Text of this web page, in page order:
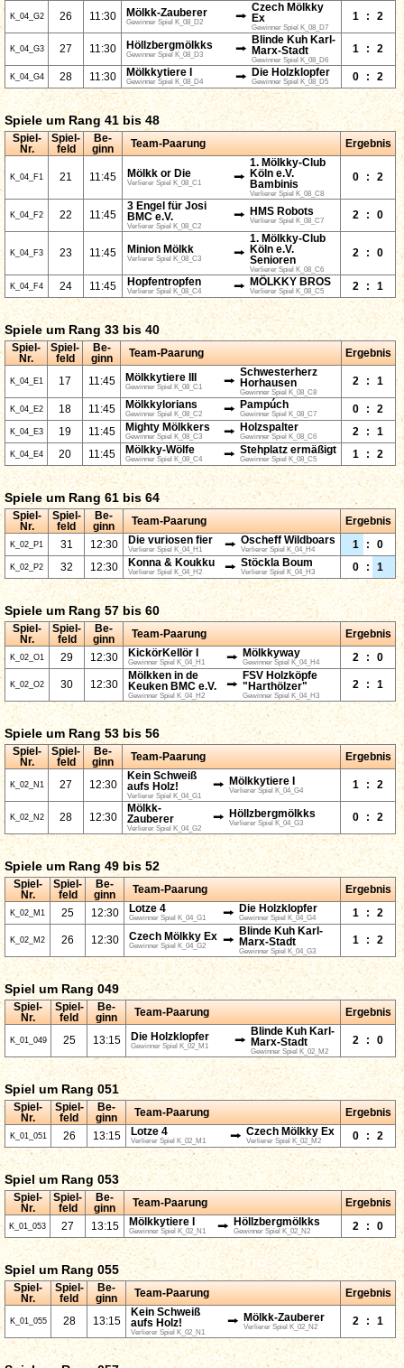
K_04_G2 26 11:30 Mölkk-Zauberer
Gewinner Spiel K_08_D2 ⭢
Czech Mölkky
Ex
Gewinner Spiel K_08_D7
1 : 2
K_04_G3 27 11:30 Höllzbergmölkks
Gewinner Spiel K_08_D3 ⭢
Blinde Kuh Karl-
Marx-Stadt
Gewinner Spiel K_08_D6
1 : 2
K_04_G4 28 11:30 Mölkkytiere I
Gewinner Spiel K_08_D4 ⭢ Die Holzklopfer
Gewinner Spiel K_08_D5 0 : 2
Spiele um Rang 41 bis 48
Spiel-
Nr.
Spiel-
feld
Be-
ginn
Team-Paarung Ergebnis
K_04_F1 21 11:45 Mölkk or Die
Verlierer Spiel K_08_C1 ⭢
1. Mölkky-Club
Köln e.V.
Bambinis
Verlierer Spiel K_08_C8
0 : 2
K_04_F2 22 11:45
3 Engel für Josi
BMC e.V.
Verlierer Spiel K_08_C2
⭢ HMS Robots
Verlierer Spiel K_08_C7
2 : 0
K_04_F3 23 11:45 Minion Mölkk
Verlierer Spiel K_08_C3 ⭢
1. Mölkky-Club
Köln e.V.
Senioren
Verlierer Spiel K_08_C6
2 : 0
K_04_F4 24 11:45 Hopfentropfen
Verlierer Spiel K_08_C4 ⭢ MÖLKKY BROS
Verlierer Spiel K_08_C5 2 : 1
Spiele um Rang 33 bis 40
Spiel-
Nr.
Spiel-
feld
Be-
ginn
Team-Paarung Ergebnis
K_04_E1 17 11:45 Mölkkytiere III
Gewinner Spiel K_08_C1 ⭢
Schwesterherz
Horhausen
Gewinner Spiel K_08_C8
2 : 1
K_04_E2 18 11:45 Mölkkylorians
Gewinner Spiel K_08_C2 ⭢ Pampúch
Gewinner Spiel K_08_C7 0 : 2
K_04_E3 19 11:45 Mighty Mölkkers
Gewinner Spiel K_08_C3 ⭢ Holzspalter
Gewinner Spiel K_08_C6 2 : 1
K_04_E4 20 11:45 Mölkky-Wölfe
Gewinner Spiel K_08_C4 ⭢ Stehplatz ermäßigt
Gewinner Spiel K_08_C5 1 : 2
Spiele um Rang 61 bis 64
Spiel-
Nr.
Spiel-
feld
Be-
ginn
Team-Paarung Ergebnis
K_02_P1 31 12:30 Die vuriosen fier
Verlierer Spiel K_04_H1 ⭢ Oscheff Wildboars
Verlierer Spiel K_04_H4 1 : 0
K_02_P2 32 12:30 Konna & Koukku
Verlierer Spiel K_04_H2 ⭢ Stöckla Boum
Verlierer Spiel K_04_H3 0 : 1
Spiele um Rang 57 bis 60
Spiel-
Nr.
Spiel-
feld
Be-
ginn
Team-Paarung Ergebnis
K_02_O1 29 12:30 KickörKellör I
Gewinner Spiel K_04_H1 ⭢ Mölkkyway
Gewinner Spiel K_04_H4 2 : 0
K_02_O2 30 12:30
Mölkken in de
Keuken BMC e.V.
Gewinner Spiel K_04_H2
⭢
FSV Holzköpfe
"Harthölzer"
Gewinner Spiel K_04_H3
2 : 1
Spiele um Rang 53 bis 56
Spiel-
Nr.
Spiel-
feld
Be-
ginn
Team-Paarung Ergebnis
K_02_N1 27 12:30
Kein Schweiß
aufs Holz!
Verlierer Spiel K_04_G1
⭢ Mölkkytiere I
Verlierer Spiel K_04_G4
1 : 2
K_02_N2 28 12:30
Mölkk-
Zauberer
Verlierer Spiel K_04_G2
⭢ Höllzbergmölkks
Verlierer Spiel K_04_G3
0 : 2
Spiele um Rang 49 bis 52
Spiel-
Nr.
Spiel-
feld
Be-
ginn
Team-Paarung Ergebnis
K_02_M1 25 12:30 Lotze 4
Gewinner Spiel K_04_G1 ⭢ Die Holzklopfer
Gewinner Spiel K_04_G4 1 : 2
K_02_M2 26 12:30 Czech Mölkky Ex
Gewinner Spiel K_04_G2 ⭢
Blinde Kuh Karl-
Marx-Stadt
Gewinner Spiel K_04_G3
1 : 2
Spiel um Rang 049
Spiel-
Nr.
Spiel-
feld
Be-
ginn
Team-Paarung Ergebnis
K_01_049 25 13:15 Die Holzklopfer
Gewinner Spiel K_02_M1 ⭢
Blinde Kuh Karl-
Marx-Stadt
Gewinner Spiel K_02_M2
2 : 0
Spiel um Rang 051
Spiel-
Nr.
Spiel-
feld
Be-
ginn
Team-Paarung Ergebnis
K_01_051 26 13:15 Lotze 4
Verlierer Spiel K_02_M1 ⭢ Czech Mölkky Ex
Verlierer Spiel K_02_M2 0 : 2
Spiel um Rang 053
Spiel-
Nr.
Spiel-
feld
Be-
ginn
Team-Paarung Ergebnis
K_01_053 27 13:15 Mölkkytiere I
Gewinner Spiel K_02_N1 ⭢ Höllzbergmölkks
Gewinner Spiel K_02_N2 2 : 0
Spiel um Rang 055
Spiel-
Nr.
Spiel-
feld
Be-
ginn
Team-Paarung Ergebnis
K_01_055 28 13:15
Kein Schweiß
aufs Holz!
Verlierer Spiel K_02_N1
⭢ Mölkk-Zauberer
Verlierer Spiel K_02_N2
2 : 1